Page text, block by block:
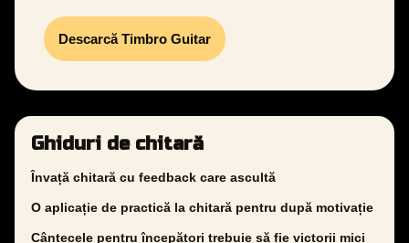
Descarcă Timbro Guitar
Ghiduri de chitară
Învață chitară cu feedback care ascultă
O aplicație de practică la chitară pentru după motivație
Cântecele pentru începători trebuie să fie victorii mici